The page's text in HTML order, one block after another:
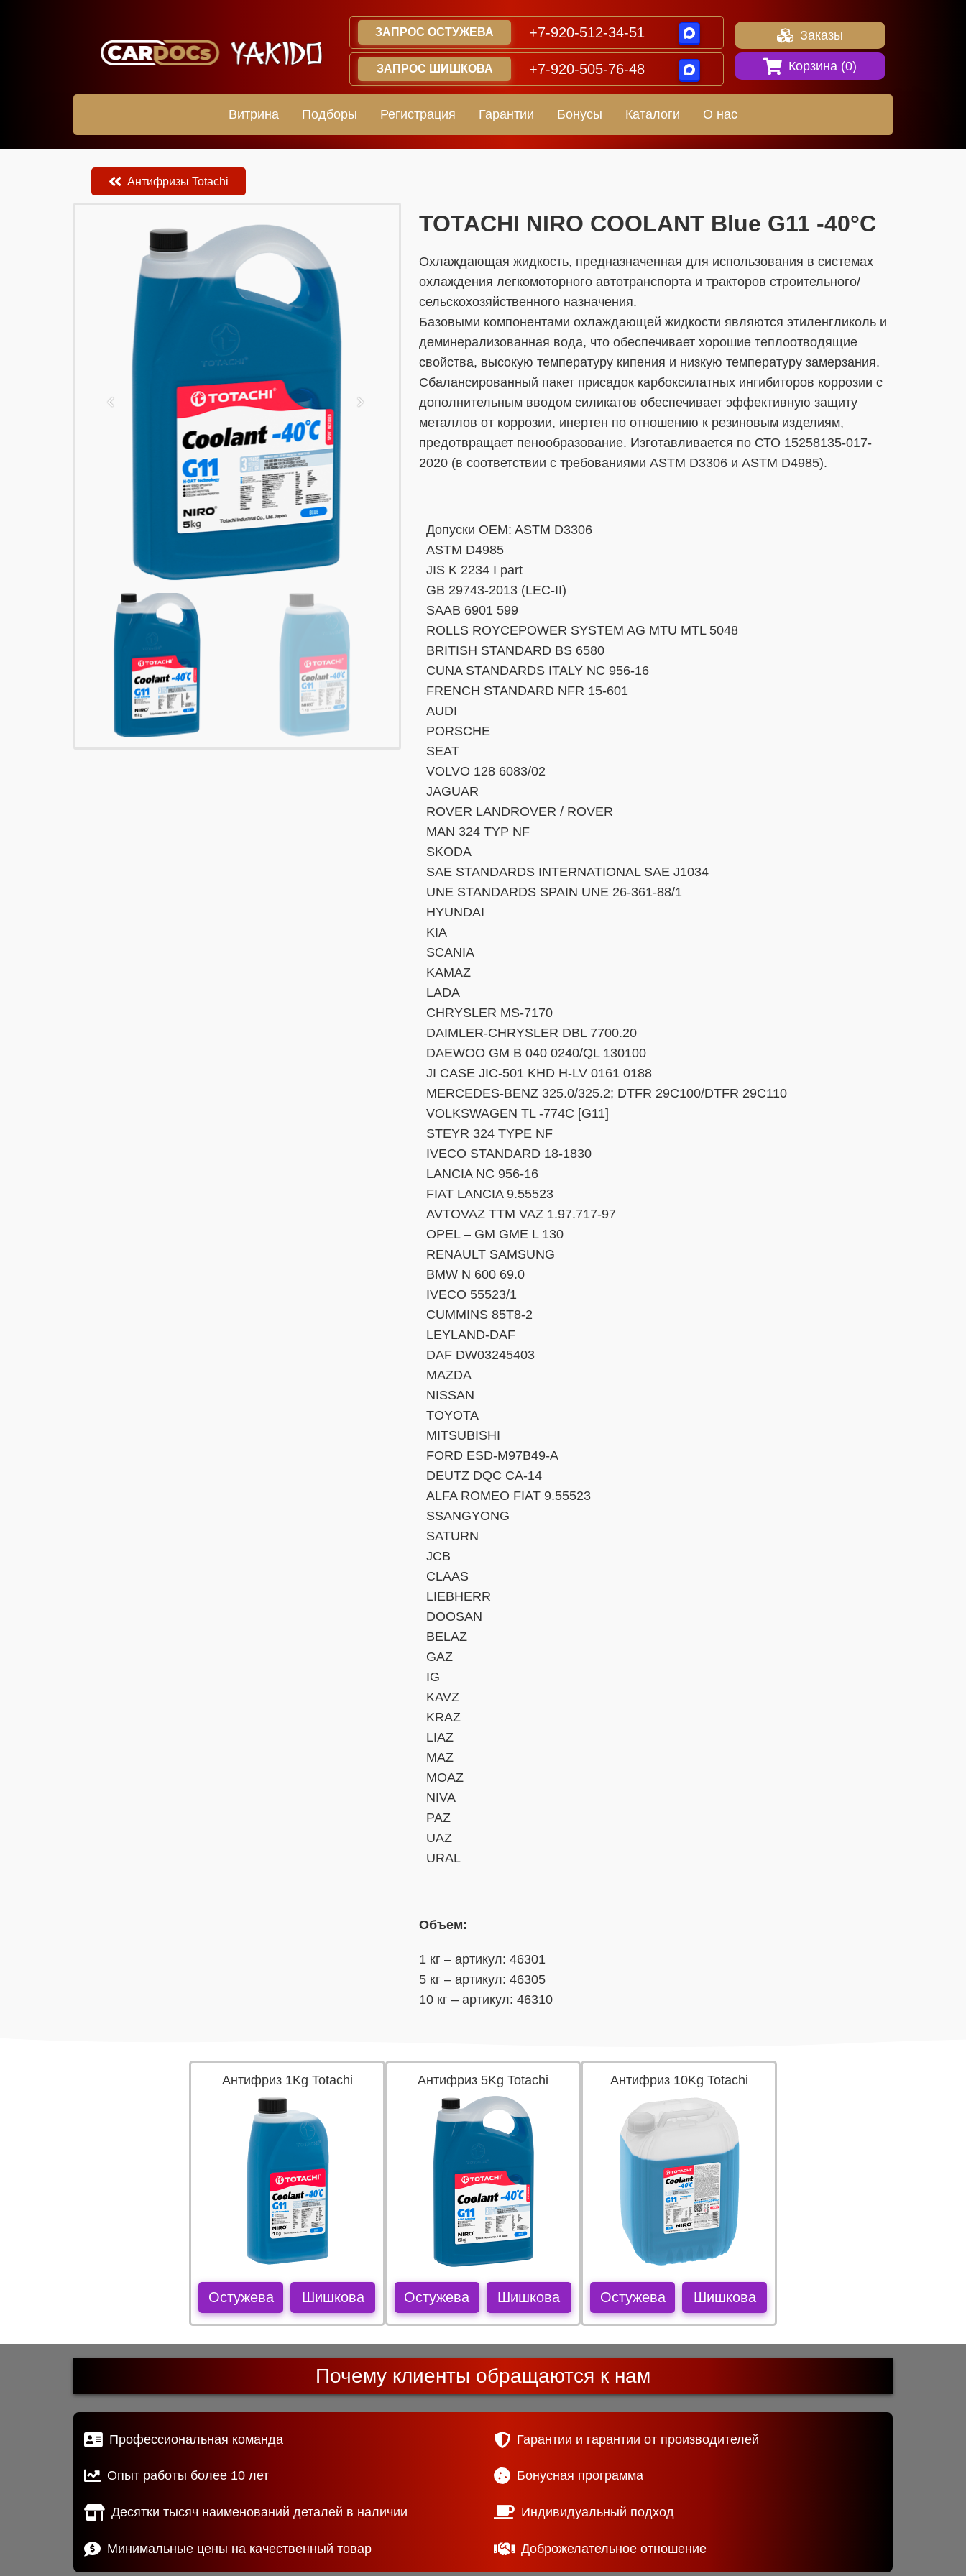
ЗАПРОС ОСТУЖЕВА +7-920-512-34-51
ЗАПРОС ШИШКОВА +7-920-505-76-48
Заказы
Корзина (0)
Витрина Подборы Регистрация Гарантии Бонусы Каталоги О нас
Антифризы Totachi
​​​​TOTACHI NIRO COOLANT Blue G11 -40°С
Охлаждающая жидкость, предназначенная для использования в системах
охлаждения легкомоторного автотранспорта и тракторов строительного/
сельскохозяйственного назначения.
Базовыми компонентами охлаждающей жидкости являются этиленгликоль и
деминерализованная вода, что обеспечивает хорошие теплоотводящие
свойства, высокую температуру кипения и низкую температуру замерзания.
Сбалансированный пакет присадок карбоксилатных ингибиторов коррозии с
дополнительным вводом силикатов обеспечивает эффективную защиту
металлов от коррозии, инертен по отношению к резиновым изделиям,
предотвращает пенообразование. Изготавливается по СТО 15258135-017-
2020 (в соответствии с требованиями ASTM D3306 и ASTM D4985).
Допуски OEM: ASTM D3306
ASTM D4985
JIS K 2234 I part
GB 29743-2013 (LEC-II)
SAAB 6901 599
ROLLS ROYCEPOWER SYSTEM AG MTU MTL 5048
BRITISH STANDARD BS 6580
CUNA STANDARDS ITALY NC 956-16
FRENCH STANDARD NFR 15-601
AUDI
PORSCHE
SEAT
VOLVO 128 6083/02
JAGUAR
ROVER LANDROVER / ROVER
MAN 324 TYP NF
SKODA
SAE STANDARDS INTERNATIONAL SAE J1034
UNE STANDARDS SPAIN UNE 26-361-88/1
HYUNDAI
KIA
SCANIA
KAMAZ
LADA
CHRYSLER MS-7170
DAIMLER-CHRYSLER DBL 7700.20
DAEWOO GM B 040 0240/QL 130100
JI CASE JIC-501 KHD H-LV 0161 0188
MERCEDES-BENZ 325.0/325.2; DTFR 29С100/DTFR 29C110
VOLKSWAGEN TL -774C [G11]
STEYR 324 TYPE NF
IVECO STANDARD 18-1830
LANCIA NC 956-16
FIAT LANCIA 9.55523
AVTOVAZ TTM VAZ 1.97.717-97
OPEL – GM GME L 130
RENAULT SAMSUNG
BMW N 600 69.0
IVECO 55523/1
CUMMINS 85T8-2
LEYLAND-DAF
DAF DW03245403
MAZDA
NISSAN
TOYOTA
MITSUBISHI
FORD ESD-M97B49-A
DEUTZ DQC CA-14
ALFA ROMEO FIAT 9.55523
SSANGYONG
SATURN
JCB
CLAAS
LIEBHERR
DOOSAN
BELAZ
GAZ
IG
KAVZ
KRAZ
LIAZ
MAZ
MOAZ
NIVA
PAZ
UAZ
URAL
Объем:
1 кг – артикул: 46301
5 кг – артикул: 46305
10 кг – артикул: 46310
Антифриз 1Kg Totachi
Остужева Шишкова
Антифриз 5Kg Totachi
Остужева Шишкова
Антифриз 10Kg Totachi
Остужева Шишкова
Почему клиенты обращаются к нам
Профессиональная команда
Опыт работы более 10 лет
Десятки тысяч наименований деталей в наличии
Минимальные цены на качественный товар
Гарантии и гарантии от производителей
Бонусная программа
Индивидуальный подход
Доброжелательное отношение